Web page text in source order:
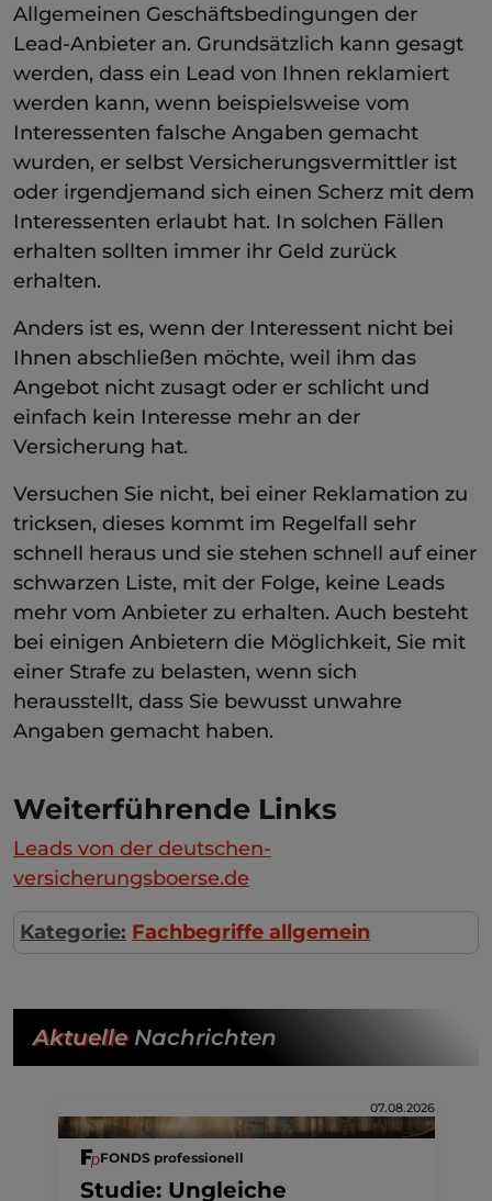
Allgemeinen Geschäftsbedingungen der
Lead-Anbieter an. Grundsätzlich kann gesagt
werden, dass ein Lead von Ihnen reklamiert
werden kann, wenn beispielsweise vom
Interessenten falsche Angaben gemacht
wurden, er selbst Versicherungsvermittler ist
oder irgendjemand sich einen Scherz mit dem
Interessenten erlaubt hat. In solchen Fällen
erhalten sollten immer ihr Geld zurück
erhalten.
Anders ist es, wenn der Interessent nicht bei
Ihnen abschließen möchte, weil ihm das
Angebot nicht zusagt oder er schlicht und
einfach kein Interesse mehr an der
Versicherung hat.
Versuchen Sie nicht, bei einer Reklamation zu
tricksen, dieses kommt im Regelfall sehr
schnell heraus und sie stehen schnell auf einer
schwarzen Liste, mit der Folge, keine Leads
mehr vom Anbieter zu erhalten. Auch besteht
bei einigen Anbietern die Möglichkeit, Sie mit
einer Strafe zu belasten, wenn sich
herausstellt, dass Sie bewusst unwahre
Angaben gemacht haben.
Weiterführende Links
Leads von der deutschen-
versicherungsboerse.de
Kategorie: Fachbegriffe allgemein
AktuelleNachrichten
07.08.2026
FONDS professionell
Studie: Ungleiche